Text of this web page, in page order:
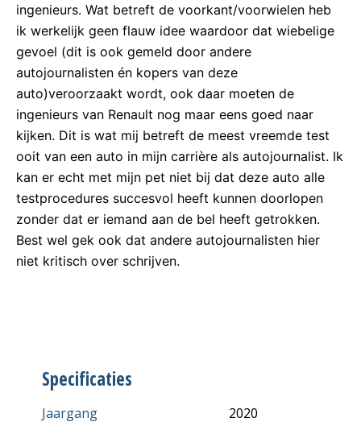
ingenieurs. Wat betreft de voorkant/voorwielen heb
ik werkelijk geen flauw idee waardoor dat wiebelige
gevoel (dit is ook gemeld door andere
autojournalisten én kopers van deze
auto)veroorzaakt wordt, ook daar moeten de
ingenieurs van Renault nog maar eens goed naar
kijken. Dit is wat mij betreft de meest vreemde test
ooit van een auto in mijn carrière als autojournalist. Ik
kan er echt met mijn pet niet bij dat deze auto alle
testprocedures succesvol heeft kunnen doorlopen
zonder dat er iemand aan de bel heeft getrokken.
Best wel gek ook dat andere autojournalisten hier
niet kritisch over schrijven.
Specificaties
Jaargang
2020